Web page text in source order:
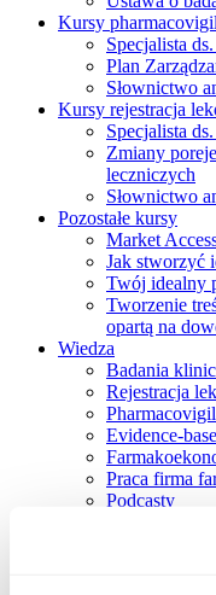
Kursy
Specjalista
Plan
Słownictwo
Kursy rejestracja
Specjalista
Zmiany
leczniczych
Słownictwo
Pozostałe kursy
Market
Jak stworzyć
Twój idealny
Tworzenie
opartą na
Wiedza
Badania
Rejestracja
Evidence-
Praca firma
Podcasty